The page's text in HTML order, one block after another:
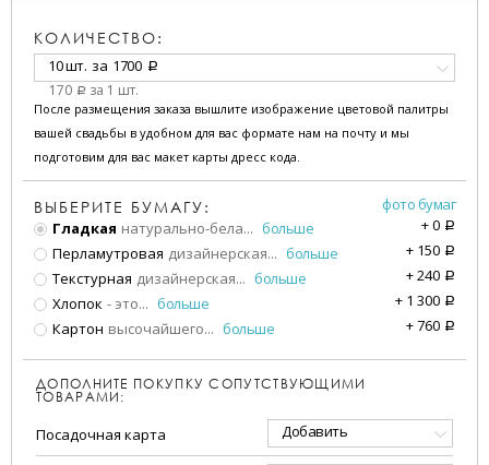
КОЛИЧЕСТВО:
10 шт. за 1700 a
170 a за 1 шт.
После размещения заказа вышлите изображение цветовой палитры
вашей свадьбы в удобном для вас формате нам на почту и мы
подготовим для вас макет карты дресс кода.
ВЫБЕРИТЕ БУМАГУ:
фото бумаг
Гладкая натурально-бела... больше +0 a
Перламутровая дизайнерская... больше + 150 a
Текстурная дизайнерская... больше +240 a
Хлопок - это... больше + 1 300 a
Картон высочайшего... больше +760 a
ДОПОЛНИТЕ ПОКУПКУ СОПУТСТВУЮЩИМИ
ТОВАРАМИ:
Посадочная карта Добавить